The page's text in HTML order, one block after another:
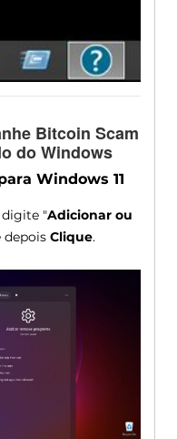
Bitcoin Scam
do Windows
Windows 11
digite "Adicionar ou
depois Clique.